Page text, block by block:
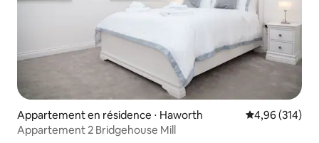
Appartement en résidence ⋅ Haworth Évaluation
4,96 (314)
Appartement 2 Bridgehouse Mill